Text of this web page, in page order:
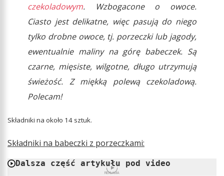
czekoladowym. Wzbogacone o owoce.
Ciasto jest delikatne, więc pasują do niego
tylko drobne owoce, tj. porzeczki lub jagody,
ewentualnie maliny na górę babeczek. Są
czarne, mięsiste, wilgotne, długo utrzymują
świeżość. Z miękką polewą czekoladową.
Polecam!
Składniki na około 14 sztuk.
Składniki na babeczki z porzeczkami:
Dalsza część artykułu pod video
REKLAMA